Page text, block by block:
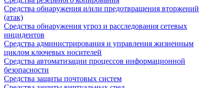
Средства обнаружения и/или предотвращения вторжений
(атак)
Средства обнаружения угроз и расследования сетевых
инцидентов
Средства администрирования и управления жизненным
циклом ключевых носителей
Средства автоматизации процессов информационной
безопасности
Средства защиты почтовых систем